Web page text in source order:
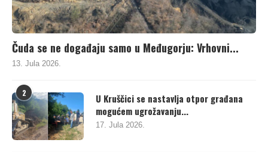
Čuda se ne događaju samo u Međugorju: Vrhovni...
13. Jula 2026.
2
U Kruščici se nastavlja otpor građana
mogućem ugrožavanju...
17. Jula 2026.